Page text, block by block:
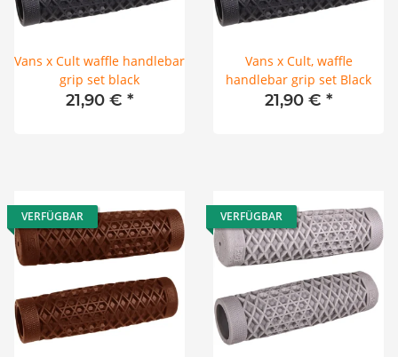
Vans x Cult waffle handlebar
grip set black
21,90 € *
Vans x Cult, waffle
handlebar grip set Black
21,90 € *
VERFÜGBAR VERFÜGBAR